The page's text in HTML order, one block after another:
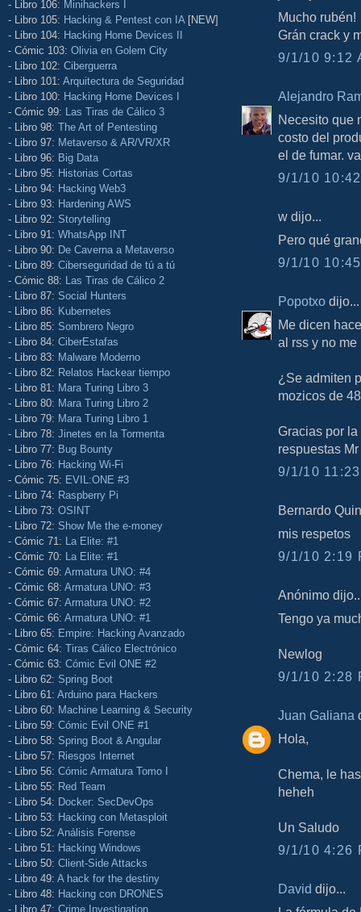
- Libro 106: Minihackers I
- Libro 105: Hacking & Pentest con IA [NEW]
- Libro 104: Hacking Home Devices II
- Cómic 103: Olivia en Golem City
- Libro 102: Ciberguerra
- Libro 101: Arquitectura de Seguridad
- Libro 100: Hacking Home Devices I
- Cómic 99: Las Tiras de Cálico 3
- Libro 98: The Art of Pentesting
- Libro 97: Metaverso & AR/VR/XR
- Libro 96: Big Data
- Libro 95: Historias Cortas
- Libro 94: Hacking Web3
- Libro 93: Hardening AWS
- Libro 92: Storytelling
- Libro 91: WhatsApp INT
- Libro 90: De Caverna a Metaverso
- Libro 89: Ciberseguridad de tú a tú
- Cómic 88: Las Tiras de Cálico 2
- Libro 87: Social Hunters
- Libro 86: Kubernetes
- Libro 85: Sombrero Negro
- Libro 84: CiberEstafas
- Libro 83: Malware Moderno
- Libro 82: Relatos Hackear tiempo
- Libro 81: Mara Turing Libro 3
- Libro 80: Mara Turing Libro 2
- Libro 79: Mara Turing Libro 1
- Libro 78: Jinetes en la Tormenta
- Libro 77: Bug Bounty
- Libro 76: Hacking Wi-Fi
- Cómic 75: EVIL:ONE #3
- Libro 74: Raspberry Pi
- Libro 73: OSINT
- Libro 72: Show Me the e-money
- Cómic 71: La Elite: #1
- Cómic 70: La Elite: #1
- Cómic 69: Armatura UNO: #4
- Cómic 68: Armatura UNO: #3
- Cómic 67: Armatura UNO: #2
- Cómic 66: Armatura UNO: #1
- Libro 65: Empire: Hacking Avanzado
- Cómic 64: Tiras Cálico Electrónico
- Cómic 63: Cómic Evil ONE #2
- Libro 62: Spring Boot
- Libro 61: Arduino para Hackers
- Libro 60: Machine Learning & Security
- Libro 59: Cómic Evil ONE #1
- Libro 58: Spring Boot & Angular
- Libro 57: Riesgos Internet
- Libro 56: Cómic Armatura Tomo I
- Libro 55: Red Team
- Libro 54: Docker: SecDevOps
- Libro 53: Hacking con Metasploit
- Libro 52: Análisis Forense
- Libro 51: Hacking Windows
- Libro 50: Client-Side Attacks
- Libro 49: A hack for the destiny
- Libro 48: Hacking con DRONES
- Libro 47: Crime Investigation
Mucho rubén!
Grán crack y
9/1/10 9:12
Alejandro
Necesito que
costo del
el de fumar.
9/1/10
w dijo...
Pero qué
9/1/10
Popotxo dijo...
Me dicen
al rss y no
¿Se admiten
mozicos de
Gracias por
respuestas
9/1/10
Bernardo
mis respetos
9/1/10 2:19
Anónimo
Tengo ya
Newlog
9/1/10 2:28
Juan Galiana
Hola,
Chema, le
heheh
Un Saludo
9/1/10 4:26
David dijo...